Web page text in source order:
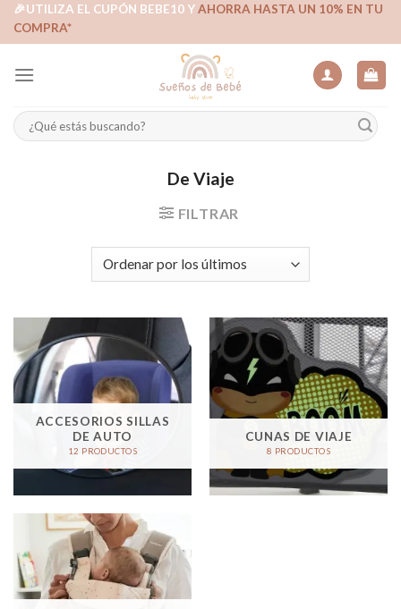
Skip🎉UTILIZA EL CUPÓN BEBE10 YAHORRA HASTA UN 10% EN TU
COMPRA*
Buscar
por:
De Viaje
FILTRAR
ACCESORIOS SILLAS
DE AUTO
12 PRODUCTOS
CUNAS DE VIAJE
8 PRODUCTOS